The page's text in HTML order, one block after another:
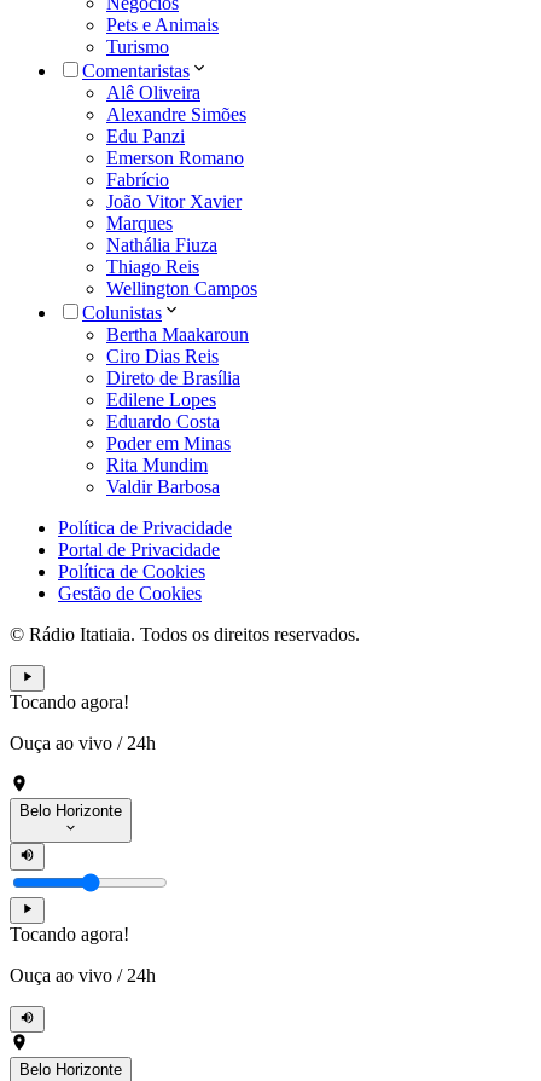
Pets e Animais
Turismo
Comentaristas
Alê Oliveira
Alexandre Simões
Edu Panzi
Emerson Romano
Fabrício
João Vitor Xavier
Marques
Nathália Fiuza
Thiago Reis
Wellington Campos
Colunistas
Bertha Maakaroun
Ciro Dias Reis
Direto de Brasília
Edilene Lopes
Eduardo Costa
Poder em Minas
Rita Mundim
Valdir Barbosa
Política de Privacidade
Portal de Privacidade
Política de Cookies
Gestão de Cookies
© Rádio Itatiaia. Todos os direitos reservados.
Tocando agora!
Ouça ao vivo / 24h
Belo Horizonte
Tocando agora!
Ouça ao vivo / 24h
Belo Horizonte